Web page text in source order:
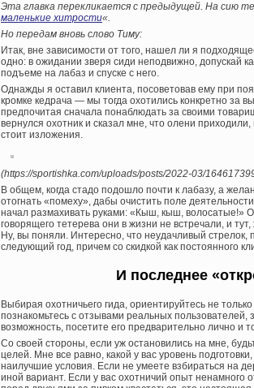
Эта главка перекликается с предыдущей. На сию
маленькие хитрости«.
Но передам вновь слово Тиму:
Итак, вне зависимости от того, нашел ли я
одно: в ожидании зверя сиди неподвижно, допускай
подъеме на лабаз и спуске с него.
Однажды я оставил клиента, посоветовав ему при
кромке кедрача — мы тогда охотились конкретно
предпочитая сначала понаблюдать за своими
вернулся охотник и сказал мне, что олени
стоит изложения.
(https://sportishka.com/uploads/posts/2022-03/
В общем, когда стадо подошло почти к лабазу, а
отогнать «помеху», дабы очистить поле
начал размахивать руками: «Кыш, кыш, волосатые!»
говорящего тетерева они в жизни не встречали, и
Ну, вы поняли. Интересно, что неудачливый стрелок,
следующий год, причем со скидкой как постоянного
И последнее
Выбирая охотничьего гида, ориентируйтесь не
познакомьтесь с отзывами реальных
возможность, посетите его предварительно лично и
Со своей стороны, если уж остановились на мне,
целей. Мне все равно, какой у вас уровень
наилучшие условия. Если не умеете взбираться на
иной вариант. Если у вас охотничий опыт ненамного